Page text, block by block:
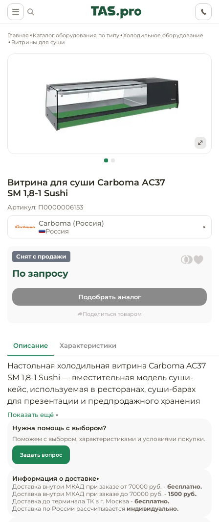
Барное
Кофейное
фастфуда
Инвентарь
Кухонный
питания
Оснащение
Оснащение
цехов
Оснащение
бытового
Ритейл (non
объекта
Ассортимент и
оборудования
Главная Каталог оборудования по типу Холодильное оборудование
Витрины для суши
Витрина для суши Carboma АC37
SM 1,8-1 Sushi
Артикул: П0000006153
Carboma (Россия)
Россия
По запросу
Снят с продажи
Подобрать аналог
Поделиться товаром
Описание Характеристики
Настольная холодильная витрина Сarboma AC37
SM 1,8-1 Sushi — вместительная модель суши-
кейс, используемая в ресторанах, суши-барах
для презентации и предпродажного хранения
суши, роллов и других блюд японской кухни.
Витрина выполнена в кубической форме, имеет
компактные размеры, при этом предлагает
площадь выкладки 1400х520 мм. Распределение
холода в камере осуществляется равномерно
выставленным продуктам. В комплекте идёт
коврик зелёного цвета для нижней панели.
Показать ещё
Нужна помощь с выбором?
Поможем с выбором, характеристиками и условиями покупки.
Задать вопрос
Информация о доставке
Доставка внутри МКАД при заказе от 70000 руб. - бесплатно.
Доставка внутри МКАД при заказе до 70000 руб. - 1500 руб..
Доставка до терминала ТК в г. Москва - бесплатно.
Доставка по России рассчитывается индивидуально.